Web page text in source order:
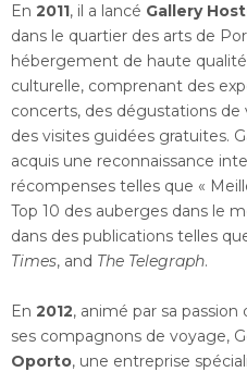
En 2011, il a lancé Gallery
dans le quartier des arts de
hébergement de haute
culturelle, comprenant des
concerts, des dégustations
des visites guidées gratuites.
acquis une reconnaissance
récompenses telles que «
Top 10 des auberges dans le
dans des publications telles
Times, and The Telegraph.
En 2012, animé par sa
ses compagnons de voyage,
Oporto, une entreprise